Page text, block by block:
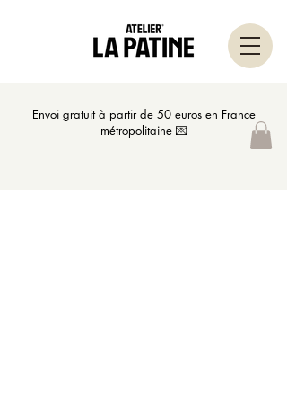
Envoi gratuit à partir de 50 euros en France
métropolitaine 💌